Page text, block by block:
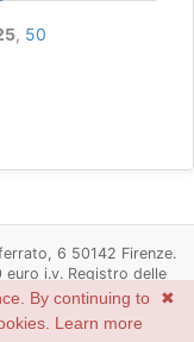
, 50
6 50142 Firenze.
euro i.v. Registro delle
Firenze n. 537498
Philippe Lang
✖
By continuing to
Learn more